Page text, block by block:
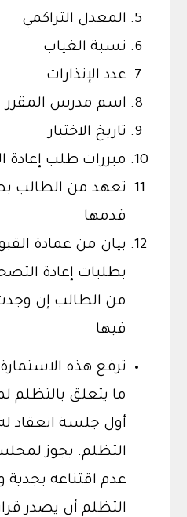
المعدل التراكمي
نسبة الغياب
عدد الإنذارات
اسم مدرس المقرر
تاريخ الاختبار
مبررات طلب إعادة
تعهد من الطالب
قدمها
بيان من عمادة
بطلبات إعادة
من الطالب إن وجدت
فيها
ترفع هذه
ما يتعلق بالتظلم
أول جلسة انعقاد
التظلم. يجوز
عدم اقتناعه بجدية
التظلم أن يصدر